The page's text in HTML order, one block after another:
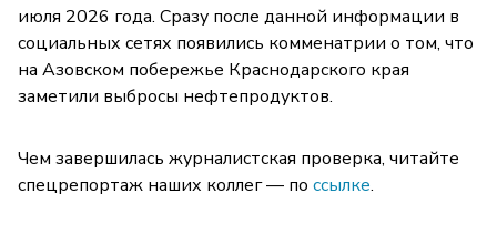
июля 2026 года. Сразу после данной информации в
социальных сетях появились комменатрии о том, что
на Азовском побережье Краснодарского края
заметили выбросы нефтепродуктов.
Чем завершилась журналистская проверка, читайте
спецрепортаж наших коллег — по ссылке.